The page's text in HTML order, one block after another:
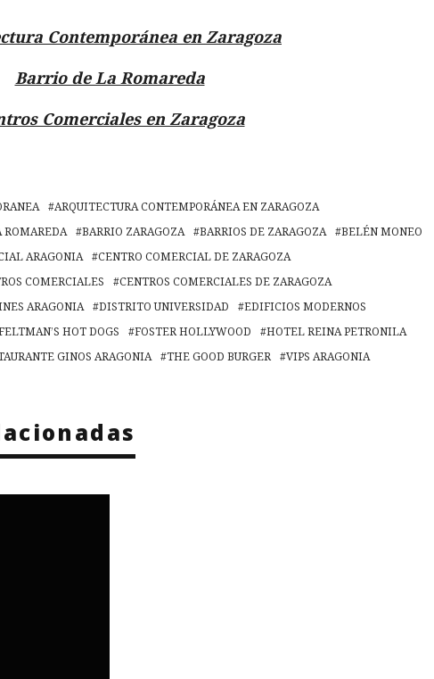
Contemporánea en Zaragoza
Barrio de La Romareda
Comerciales en Zaragoza
ARQUITECTURA CONTEMPORÁNEA EN ZARAGOZA
ROMAREDA BARRIO ZARAGOZA BARRIOS DE ZARAGOZA
BELÉN MONEO
ARAGONIA
CENTRO COMERCIAL DE ZARAGOZA
COMERCIALES
CENTROS COMERCIALES DE ZARAGOZA
ARAGONIA DISTRITO UNIVERSIDAD
EDIFICIOS MODERNOS
HOT DOGS FOSTER HOLLYWOOD
HOTEL REINA PETRONILA
GINOS ARAGONIA THE GOOD BURGER VIPS ARAGONIA